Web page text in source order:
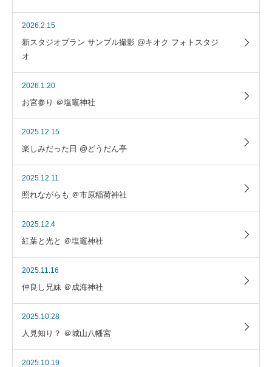
2026.2.15
新スタジオプラン サンプル撮影 @キオク フォトスタジ
オ
2026.1.20
お宮参り ＠塩竈神社
2025.12.15
楽しみだった日 @どうだん亭
2025.12.11
照れながらも ＠市原稲荷神社
2025.12.4
紅葉と光と ＠塩竈神社
2025.11.16
仲良し兄妹 ＠成海神社
2025.10.28
人見知り？ ＠城山八幡宮
2025.10.19